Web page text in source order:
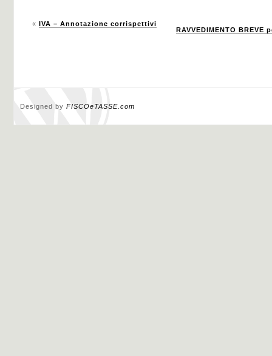
« IVA – Annotazione corrispettivi
RAVVEDIMENTO
Designed by FISCOeTASSE.com